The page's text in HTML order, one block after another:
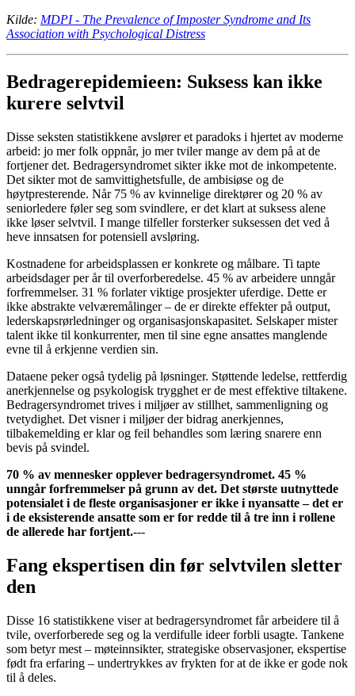
Kilde: MDPI - The Prevalence of Imposter Syndrome and Its
Association with Psychological Distress
Bedragerepidemieen: Suksess kan ikke
kurere selvtvil
Disse seksten statistikkene avslører et paradoks i hjertet av moderne
arbeid: jo mer folk oppnår, jo mer tviler mange av dem på at de
fortjener det. Bedragersyndromet sikter ikke mot de inkompetente.
Det sikter mot de samvittighetsfulle, de ambisiøse og de
høytpresterende. Når 75 % av kvinnelige direktører og 20 % av
seniorledere føler seg som svindlere, er det klart at suksess alene
ikke løser selvtvil. I mange tilfeller forsterker suksessen det ved å
heve innsatsen for potensiell avsløring.
Kostnadene for arbeidsplassen er konkrete og målbare. Ti tapte
arbeidsdager per år til overforberedelse. 45 % av arbeidere unngår
forfremmelser. 31 % forlater viktige prosjekter uferdige. Dette er
ikke abstrakte velværemålinger – de er direkte effekter på output,
lederskapsrørledninger og organisasjonskapasitet. Selskaper mister
talent ikke til konkurrenter, men til sine egne ansattes manglende
evne til å erkjenne verdien sin.
Dataene peker også tydelig på løsninger. Støttende ledelse, rettferdig
anerkjennelse og psykologisk trygghet er de mest effektive tiltakene.
Bedragersyndromet trives i miljøer av stillhet, sammenligning og
tvetydighet. Det visner i miljøer der bidrag anerkjennes,
tilbakemelding er klar og feil behandles som læring snarere enn
bevis på svindel.
70 % av mennesker opplever bedragersyndromet. 45 %
unngår forfremmelser på grunn av det. Det største uutnyttede
potensialet i de fleste organisasjoner er ikke i nyansatte – det er
i de eksisterende ansatte som er for redde til å tre inn i rollene
de allerede har fortjent.---
Fang ekspertisen din før selvtvilen sletter
den
Disse 16 statistikkene viser at bedragersyndromet får arbeidere til å
tvile, overforberede seg og la verdifulle ideer forbli usagte. Tankene
som betyr mest – møteinnsikter, strategiske observasjoner, ekspertise
født fra erfaring – undertrykkes av frykten for at de ikke er gode nok
til å deles.